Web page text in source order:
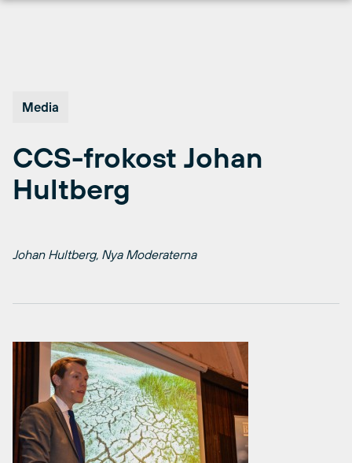
Media
CCS-frokost Johan
Hultberg
Johan Hultberg, Nya Moderaterna